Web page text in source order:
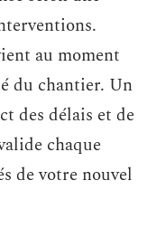
au moment
du chantier. Un
des délais et de
chaque
de votre nouvel